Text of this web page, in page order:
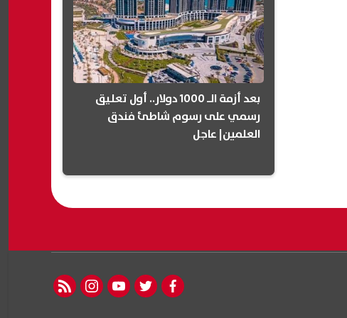
بعد أزمة الـ 1000 دولار.. أول تعليق
رسمي على رسوم شاطئ فندق
العلمين| عاجل
facebook
twitter
youtube
instagram
rss feed